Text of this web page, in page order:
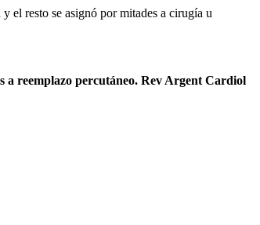
el resto se asignó por mitades a cirugía u
a reemplazo percutáneo. Rev Argent Cardiol